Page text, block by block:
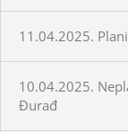
11.04.2025.
10.04.2025.
Đurađ